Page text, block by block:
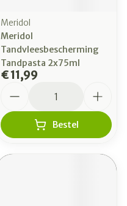
Meridol
Meridol
Tandvleesbescherming
Tandpasta 2x75ml
€ 11,99
Bestel